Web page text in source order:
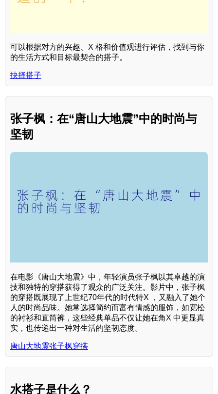
可以根据对方的兴趣、X 格和价值观进行评估，找到与你
的生活方式和目标最契合的搭子。
抉择搭子
张子枫：在“唐山大地震”中的时尚与
坚韧
在电影《唐山大地震》中，年轻演员张子枫以其卓越的演
技和独特的穿搭获得了观众的广泛关注。影片中，张子枫
的穿搭既展现了上世纪70年代的时代特X ，又融入了她个
人的时尚品味。她常选择简约而富有情感的服饰，如宽松
的衬衫和直筒裤，这些经典单品不仅让她在角X 中更显真
实，也传递出一种对生活的坚韧态度。
唐山大地震张子枫穿搭
水搭子是什么？